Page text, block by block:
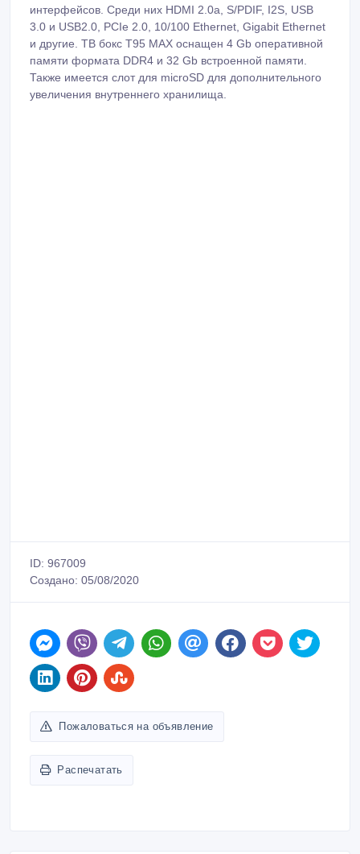
интерфейсов. Среди них HDMI 2.0a, S/PDIF, I2S, USB
3.0 и USB2.0, PCIe 2.0, 10/100 Ethernet, Gigabit Ethernet
и другие. ТВ бокс T95 MAX оснащен 4 Gb оперативной
памяти формата DDR4 и 32 Gb встроенной памяти.
Также имеется слот для microSD для дополнительного
увеличения внутреннего хранилища.
ID: 967009
Создано: 05/08/2020
Пожаловаться на объявление
Распечатать